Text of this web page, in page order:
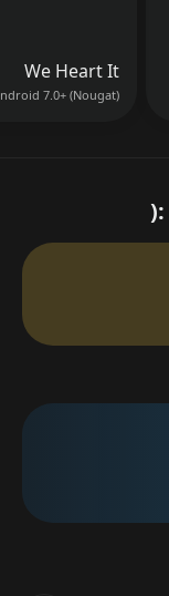
We Heart It
7.0+ (Nougat)